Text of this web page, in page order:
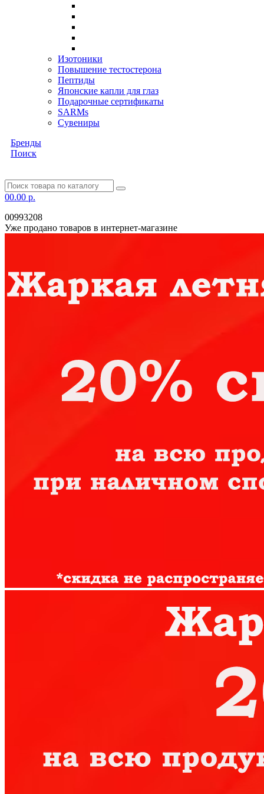
Изотоники
Повышение тестостерона
Пептиды
Японские капли для глаз
Подарочные сертификаты
SARMs
Сувениры
Бренды
Поиск
00.00 р.
00993208
Уже продано товаров в интернет-магазине